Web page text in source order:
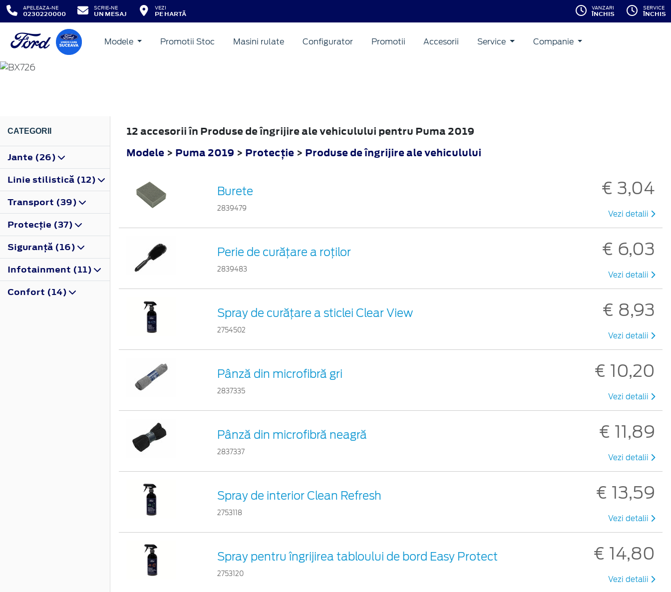
APELEAZA-NE
0230220000
SCRIE-NE
UN MESAJ
VEZI
PE HARTĂ
VANZARI
ÎNCHIS
SERVICE
ÎNCHIS
Modele Promotii Stoc Masini rulate Configurator Promotii Accesorii Service Companie
PUMA
CATEGORII
Jante (26)
Linie stilistică (12)
Transport (39)
Protecţie (37)
Siguranţă (16)
Infotainment (11)
Confort (14)
12 accesorii în Produse de îngrijire ale vehiculului pentru Puma 2019
Modele > Puma 2019 > Protecţie > Produse de îngrijire ale vehiculului
Burete
2839479
€ 3,04
Vezi detalii
Perie de curățare a roților
2839483
€ 6,03
Vezi detalii
Spray de curățare a sticlei Clear View
2754502
€ 8,93
Vezi detalii
Pânză din microfibră gri
2837335
€ 10,20
Vezi detalii
Pânză din microfibră neagră
2837337
€ 11,89
Vezi detalii
Spray de interior Clean Refresh
2753118
€ 13,59
Vezi detalii
Spray pentru îngrijirea tabloului de bord Easy Protect
2753120
€ 14,80
Vezi detalii